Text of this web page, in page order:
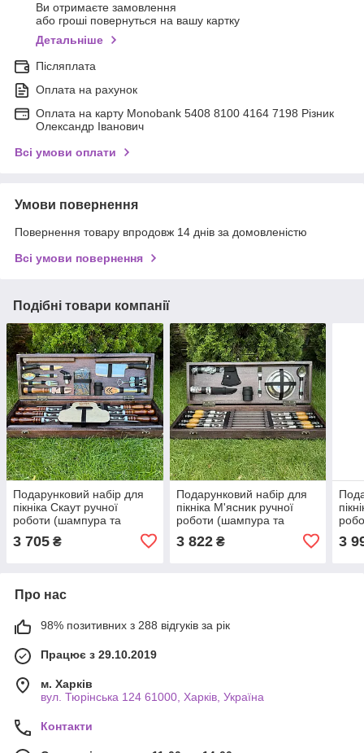
Ви отримаєте замовлення
або гроші повернуться на вашу картку
Детальніше
Післяплата
Оплата на рахунок
Оплата на карту Monobank 5408 8100 4164 7198 Різник
Олександр Іванович
Всі умови оплати
Умови повернення
Повернення товару впродовж 14 днів за домовленістю
Всі умови повернення
Подібні товари компанії
Подарунковий набір для
пікніка Скаут ручної
роботи (шампура та
приготування шашлику.
3 705 ₴
Подарунковий набір для
пікніка М'ясник ручної
роботи (шампура та
приготування шашлику.
3 822₴ 3
Про нас
98% позитивних з 288 відгуків за рік
Працює з 29.10.2019
м. Харків
вул. Тюрінська 124 61000, Харків, Україна
Контакти